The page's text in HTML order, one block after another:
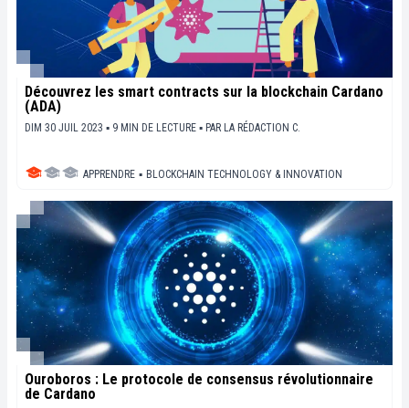
Découvrez les smart contracts sur la blockchain Cardano
(ADA)
DIM 30 JUIL 2023 ▪ 9 MIN DE LECTURE ▪ PAR LA RÉDACTION C.
APPRENDRE ▪ BLOCKCHAIN TECHNOLOGY & INNOVATION
Ouroboros : Le protocole de consensus révolutionnaire
de Cardano